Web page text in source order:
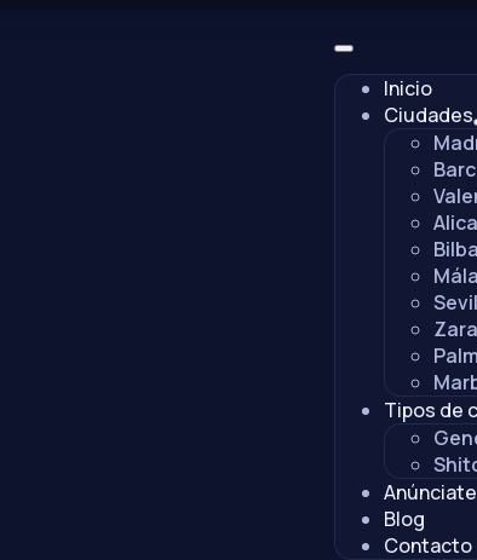
Inicio
Ciudades
Tipos de
Anúnciate
Blog
Contacto